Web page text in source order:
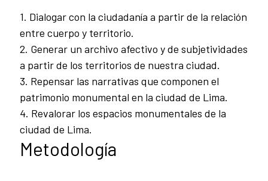
1. Dialogar con la ciudadanía a partir de la relación
entre cuerpo y territorio.
2. Generar un archivo afectivo y de subjetividades
a partir de los territorios de nuestra ciudad.
3. Repensar las narrativas que componen el
patrimonio monumental en la ciudad de Lima.
4. Revalorar los espacios monumentales de la
ciudad de Lima.
Metodología